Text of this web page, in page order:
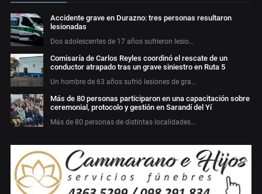
Accidente grave en Durazno: tres personas resultaron
lesionadas
Dos adolescentes de 17 años sufrieron lesio…
Comisaría de Carlos Reyles coordinó el rescate de un
conductor atrapado tras un grave siniestro en Ruta 5
Un hombre de 63 años sufrió lesiones de gra…
Más de 80 personas participaron en una capacitación sobre
ceremonial, protocolo y gestión en Sarandí del Yí
Más de 80 personas de distintas localidades…